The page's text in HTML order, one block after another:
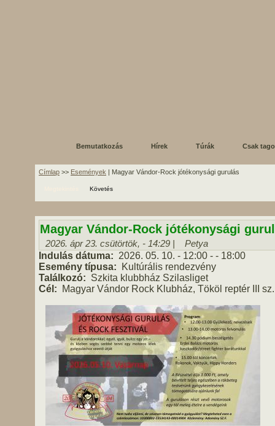
Bemutatkozás Hírek Túrák Csak
Címlap >> Események | Magyar Vándor-Rock jótékonysági gurulás
Követés
Magyar Vándor-Rock jótékonysági
2026. ápr 23. csütörtök, - 14:29 | Petya
Indulás dátuma: 2026. 05. 10. - 12:00 - - 18:00
Esemény típusa:
Kultúrális rendezvény
Találkozó: Szkita klubbház Szilasliget
Cél:
Magyar Vándor Rock Klubház, Tököl reptér III